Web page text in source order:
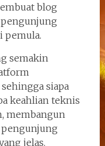
blog
pemula.
semakin
siapa
keahlian teknis
membangun
jelas.